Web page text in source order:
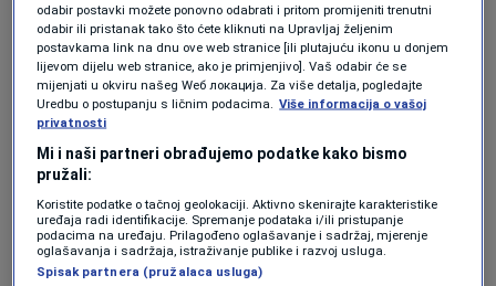
INVESTICIJE
Paradoks nekretnina u BiH:
Infrastrukturni bum maskira oštar
pad stanogradnje
Forbes BiH
HRANA
Gigant prvi put u historiji imenuje
autsajdera za direktora
Forbes BiH
odabir postavki možete ponovno odabrati i pritom promijeniti trenutni
odabir ili pristanak tako što ćete kliknuti na Upravljaj željenim
postavkama link na dnu ove web stranice [ili plutajuću ikonu u donjem
lijevom dijelu web stranice, ako je primjenjivo]. Vaš odabir će se
mijenjati u okviru našeg Wеб локација. Za više detalja, pogledajte
Uredbu o postupanju s ličnim podacima.
Više informacija o vašoj
privatnosti
Mi i naši partneri obrađujemo podatke kako bismo
pružali:
Koristite podatke o tačnoj geolokaciji. Aktivno skenirajte karakteristike
uređaja radi identifikacije. Spremanje podataka i/ili pristupanje
podacima na uređaju. Prilagođeno oglašavanje i sadržaj, mjerenje
oglašavanja i sadržaja, istraživanje publike i razvoj usluga.
Spisak partnera (pružalaca usluga)